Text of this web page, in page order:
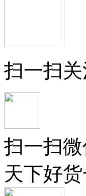
扫一扫关
扫一扫
天下好